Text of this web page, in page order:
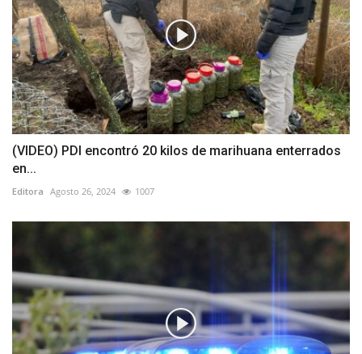
(VIDEO) PDI encontró 20 kilos de marihuana enterrados
en...
Editora Agosto 26, 2024 1007